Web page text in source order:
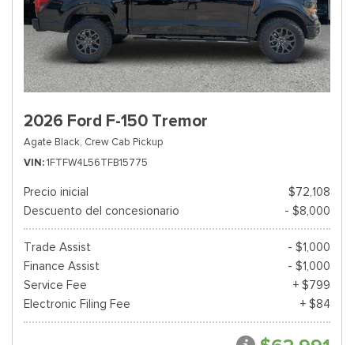
2026 Ford F-150 Tremor
Agate Black, Crew Cab Pickup
VIN 1FTFW4L56TFB15775
Precio inicial
$72,108
Descuento del concesionario
- $8,000
Trade Assist
- $1,000
Finance Assist
- $1,000
Service Fee
+ $799
Electronic Filing Fee
+ $84